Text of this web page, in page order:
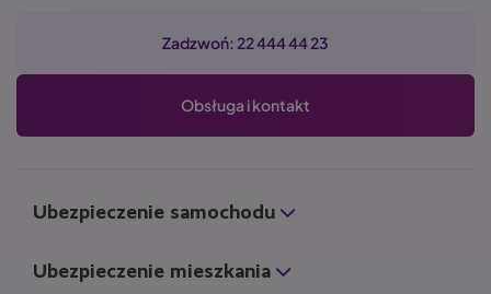
Zadzwoń: 22 444 44 23
Obsługa i kontakt
Ubezpieczenie samochodu
Ubezpieczenie mieszkania